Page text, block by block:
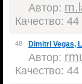
Автор:
Качество:
48 Dimitri Vegas,
Автор:
Качество: